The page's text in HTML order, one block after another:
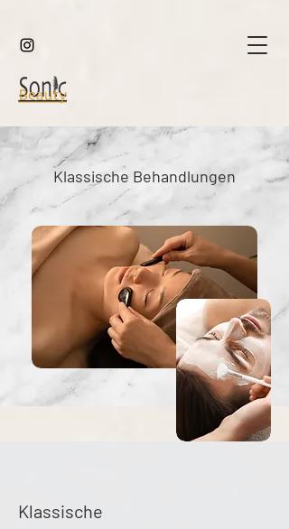
Klassische Behandlungen
Klassische